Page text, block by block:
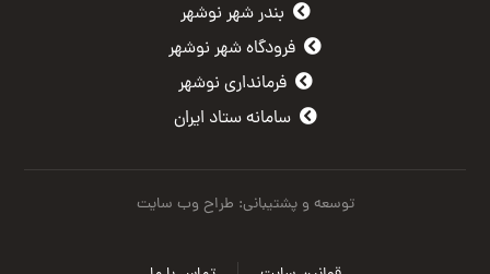
بندر شهر نوشهر
فرودگاه شهر نوشهر
فرمانداری نوشهر
سامانه ستاد ایران
توسعه و پشتیبانی: طراح وب سایت